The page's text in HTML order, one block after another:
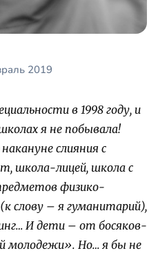
2019
в 1998 году, и
я не побывала!
слияния с
школа-лицей, школа с
физико-
слову – я гуманитарий),
И дети – от босяков-
молодежи». Но… я бы не